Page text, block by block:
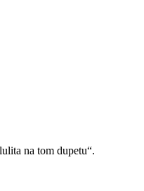
na tom dupetu“.